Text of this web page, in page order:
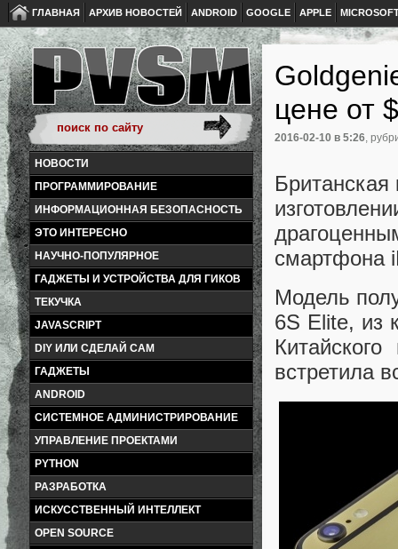
ГЛАВНАЯ АРХИВ НОВОСТЕЙ ANDROID GOOGLE APPLE
НОВОСТИ
ПРОГРАММИРОВАНИЕ
ИНФОРМАЦИОННАЯ БЕЗОПАСНОСТЬ
ЭТО ИНТЕРЕСНО
НАУЧНО-ПОПУЛЯРНОЕ
ГАДЖЕТЫ И УСТРОЙСТВА ДЛЯ ГИКОВ
ТЕКУЧКА
JAVASCRIPT
DIY ИЛИ СДЕЛАЙ САМ
ГАДЖЕТЫ
ANDROID
СИСТЕМНОЕ АДМИНИСТРИРОВАНИЕ
УПРАВЛЕНИЕ ПРОЕКТАМИ
PYTHON
РАЗРАБОТКА
ИСКУССТВЕННЫЙ ИНТЕЛЛЕКТ
OPEN SOURCE
цене от
2016-02-10 в 5:26,
Британская
смартфона
Модель
6S Elite, из
встретила